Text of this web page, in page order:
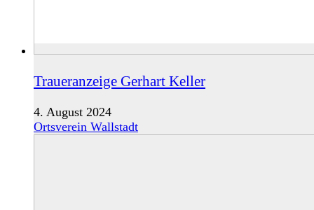
Traueranzeige Gerhart Keller
4. August 2024
Ortsverein Wallstadt